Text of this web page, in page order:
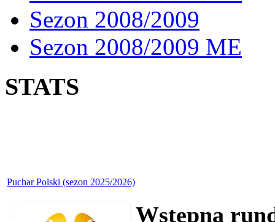
Sezon 2008/2009
Sezon 2008/2009 ME
STATS
Puchar Polski (sezon 2025/2026)
Wstępna